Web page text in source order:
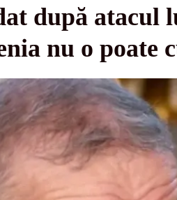
după
nu o poate